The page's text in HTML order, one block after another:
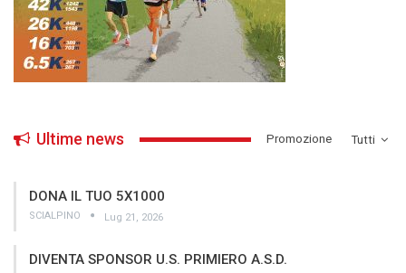
Tutti
Ultime news ­Promozione
DONA IL TUO 5X1000
SCIALPINO Lug 21, 2026
DIVENTA SPONSOR U.S. PRIMIERO A.S.D.